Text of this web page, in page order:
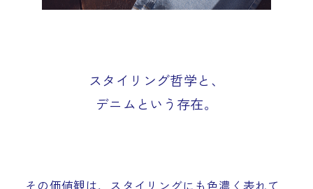
スタイリング哲学と、
デニムという存在。